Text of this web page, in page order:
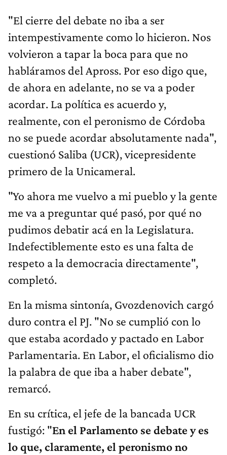
"El cierre del debate no iba a ser
intempestivamente como lo hicieron. Nos
volvieron a tapar la boca para que no
habláramos del Apross. Por eso digo que,
de ahora en adelante, no se va a poder
acordar. La política es acuerdo y,
realmente, con el peronismo de Córdoba
no se puede acordar absolutamente nada",
cuestionó Saliba (UCR), vicepresidente
primero de la Unicameral.
"Yo ahora me vuelvo a mi pueblo y la gente
me va a preguntar qué pasó, por qué no
pudimos debatir acá en la Legislatura.
Indefectiblemente esto es una falta de
respeto a la democracia directamente",
completó.
En la misma sintonía, Gvozdenovich cargó
duro contra el PJ. "No se cumplió con lo
que estaba acordado y pactado en Labor
Parlamentaria. En Labor, el oficialismo dio
la palabra de que iba a haber debate",
remarcó.
En su crítica, el jefe de la bancada UCR
fustigó: "En el Parlamento se debate y es
lo que, claramente, el peronismo no